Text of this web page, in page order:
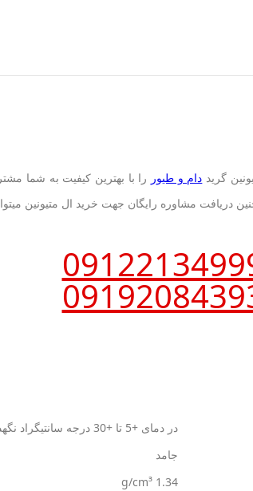
گرید دام و طیور را با بهترین کیفیت به شما
مشاوره رایگان جهت خرید ال متیونین
در دمای +5 تا +30 درجه سانتیگراد نگهداری شود.
جامد
1.34 g/cm³